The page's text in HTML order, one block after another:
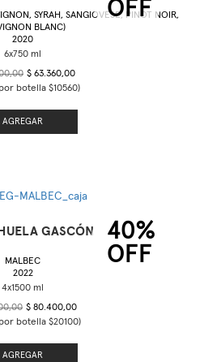
OFF
SYRAH, SANGIOVESE, PINOT NOIR,
BLANC)
2020
$ 63.360,00
botella $10560)
AGREGAR
40%
OFF
GASCÓN
MALBEC
2022
$ 80.400,00
botella $20100)
AGREGAR